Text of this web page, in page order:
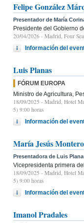
Felipe González
Presentador de María
Presidente del Gobierno
20/04/2026 - Madrid, Four
Información del
Luis Planas
FÓRUM EUROPA
Ministro de Agricultura,
18/09/2025 - Madrid, Hotel
5) 9:00 horas
Información del
María Jesús
Presentadora de Luis
Vicepresidenta primera
18/09/2025 - Madrid, Hotel
5) 9:00 horas
Información del
Imanol Pradales